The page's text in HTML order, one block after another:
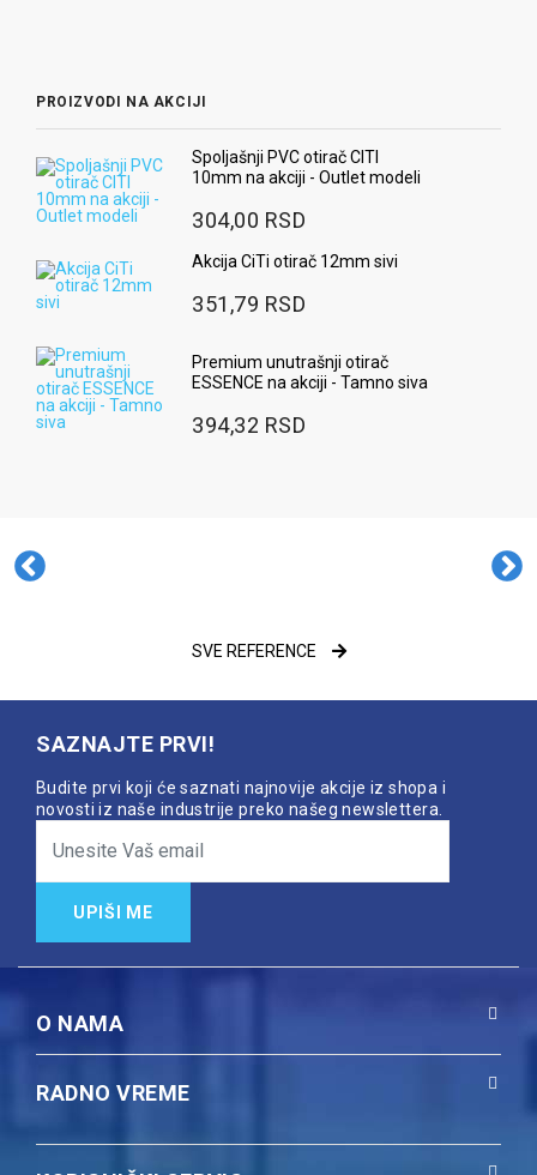
PROIZVODI NA AKCIJI
Spoljašnji PVC otirač CITI
10mm na akciji - Outlet modeli
304,00 RSD
Akcija CiTi otirač 12mm sivi
351,79 RSD
Premium unutrašnji otirač
ESSENCE na akciji - Tamno siva
394,32 RSD
SVE REFERENCE
SAZNAJTE PRVI!
Budite prvi koji će saznati najnovije akcije iz shopa i
novosti iz naše industrije preko našeg newslettera.
UPIŠI ME
O NAMA
RADNO VREME